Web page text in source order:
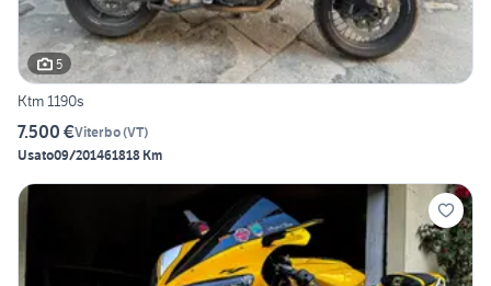
5
Ktm 1190s
7.500 €Viterbo(VT)
Usato09/201461818 Km